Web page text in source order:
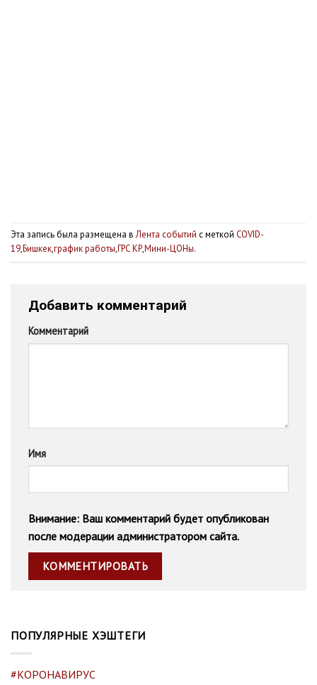
Эта запись была размещена вЛента событий с меткой COVID-
19,Бишкек,график работы,ГРС КР,Мини-ЦОНы.
Добавить комментарий
Комментарий
Имя
Внимание: Ваш комментарий будет опубликован
после модерации администратором сайта.
ПОПУЛЯРНЫЕ ХЭШТЕГИ
#КОРОНАВИРУС